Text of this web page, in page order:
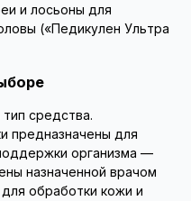
и лосьоны для
(«Педикулен Ультра
средства.
предназначены для
организма —
назначенной врачом
обработки кожи и